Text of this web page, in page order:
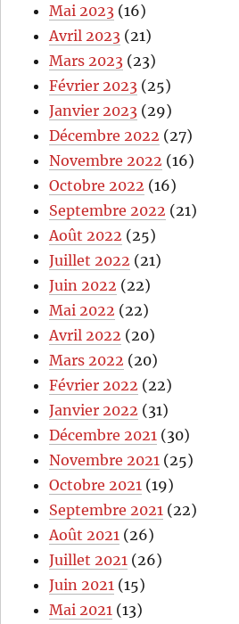
Mai 2023 (16)
Avril 2023 (21)
Mars 2023 (23)
Février 2023 (25)
Janvier 2023 (29)
Décembre 2022 (27)
Novembre 2022 (16)
Octobre 2022 (16)
Septembre 2022 (21)
Août 2022 (25)
Juillet 2022 (21)
Juin 2022 (22)
Mai 2022 (22)
Avril 2022 (20)
Mars 2022 (20)
Février 2022 (22)
Janvier 2022 (31)
Décembre 2021 (30)
Novembre 2021 (25)
Octobre 2021 (19)
Septembre 2021 (22)
Août 2021 (26)
Juillet 2021 (26)
Juin 2021 (15)
Mai 2021 (13)